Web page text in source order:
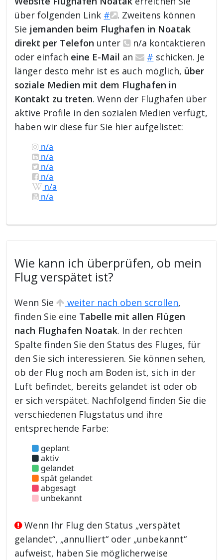
über folgenden Link #
. Zweitens können
Sie jemanden beim Flughafen in Noatak
direkt per Telefon unter
n/a kontaktieren
oder einfach eine E-Mail an # schicken. Je
länger desto mehr ist es auch möglich, über
soziale Medien mit dem Flughafen in
Kontakt zu treten. Wenn der Flughafen über
aktive Profile in den sozialen Medien verfügt,
haben wir diese für Sie hier aufgelistet:
n/a
n/a
n/a
n/a
n/a
n/a
Wie kann ich überprüfen, ob mein
Flug verspätet ist?
Wenn Sie weiter nach oben scrollen,
finden Sie eine Tabelle mit allen Flügen
nach Flughafen Noatak. In der rechten
Spalte finden Sie den Status des Fluges, für
den Sie sich interessieren. Sie können sehen,
ob der Flug noch am Boden ist, sich in der
Luft befindet, bereits gelandet ist oder ob
er sich verspätet. Nachfolgend finden Sie die
verschiedenen Flugstatus und ihre
entsprechende Farbe:
geplant
aktiv
gelandet
spät gelandet
abgesagt
unbekannt
Wenn Ihr Flug den Status „verspätet
gelandet“, „annulliert“ oder „unbekannt“
aufweist, haben Sie möglicherweise